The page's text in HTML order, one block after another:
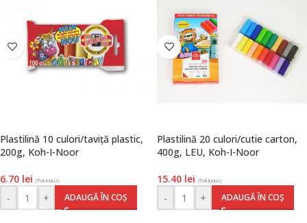
Plastilină 10 culori/taviță plastic,
200g, Koh-I-Noor
6.70 lei (TVA inclus)
- + ADAUGĂ ÎN COȘ
Plastilină 20 culori/cutie carton,
400g, LEU, Koh-I-Noor
15.40 lei (TVA inclus)
- + ADAUGĂ ÎN COȘ